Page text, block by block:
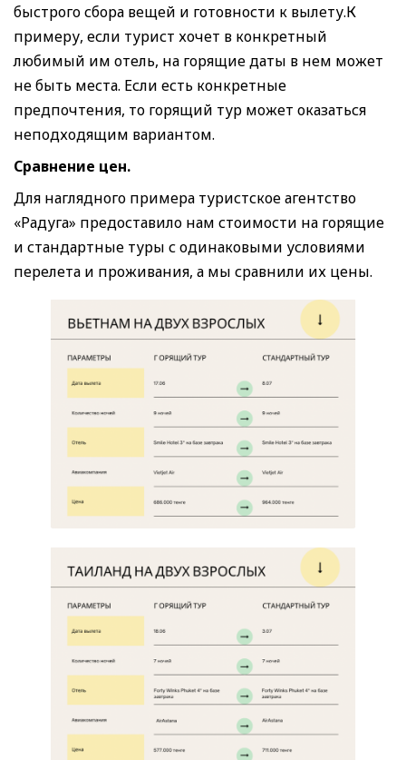
быстрого сбора вещей и готовности к вылету.К
примеру, если турист хочет в конкретный
любимый им отель, на горящие даты в нем может
не быть места. Если есть конкретные
предпочтения, то горящий тур может оказаться
неподходящим вариантом.
Сравнение цен.
Для наглядного примера туристское агентство
«Радуга» предоставило нам стоимости на горящие
и стандартные туры с одинаковыми условиями
перелета и проживания, а мы сравнили их цены.